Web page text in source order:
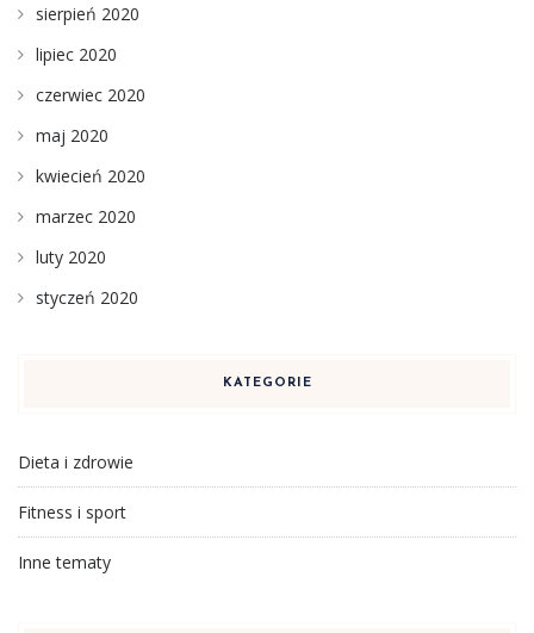
sierpień 2020
lipiec 2020
czerwiec 2020
maj 2020
kwiecień 2020
marzec 2020
luty 2020
styczeń 2020
KATEGORIE
Dieta i zdrowie
Fitness i sport
Inne tematy